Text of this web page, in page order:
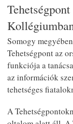
Somogy
Tehetségpont az
funkciója a
az információk
tehetséges
A